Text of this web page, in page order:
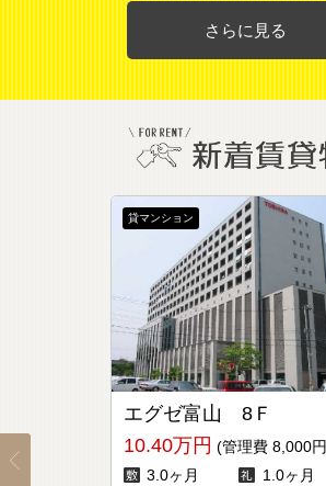
さらに見る
貸マンション
エグゼ富山 8Ｆ
10.40万円 (管理費 8,000円
3.0ヶ月
1.0ヶ月